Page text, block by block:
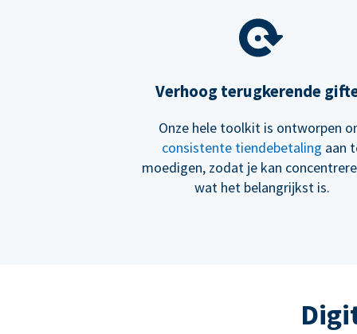
Verhoog terugkerende
Onze hele toolkit is ontworpen
consistente tiendebetaling aan
moedigen, zodat je kan
wat het belangrijkst is.